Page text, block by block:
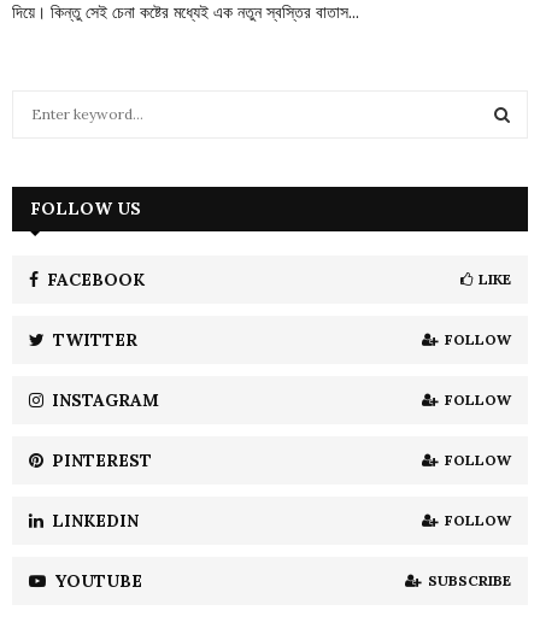
দিয়ে। কিন্তু সেই চেনা কষ্টের মধ্যেই এক নতুন স্বস্তির বাতাস...
h
H
FOLLOW US
FACEBOOK LIKE
TWITTER FOLLOW
INSTAGRAM FOLLOW
PINTEREST FOLLOW
LINKEDIN FOLLOW
YOUTUBE SUBSCRIBE